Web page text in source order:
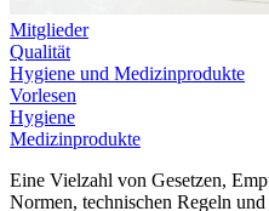
Mitglieder
Qualität
Hygiene und Medizinprodukte
Vorlesen
Hygiene
Medizinprodukte
Eine Vielzahl von Gesetzen,
Normen, technischen Regeln